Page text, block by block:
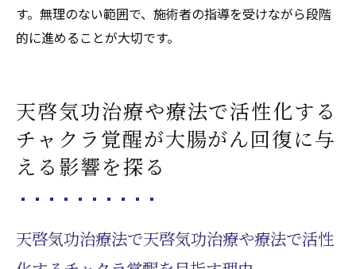
す。無理のない範囲で、施術者の指導を受けながら段階
的に進めることが大切です。
天啓気功治療や療法で活性化する
チャクラ覚醒が大腸がん回復に与
える影響を探る
天啓気功治療法で天啓気功治療や療法で活性